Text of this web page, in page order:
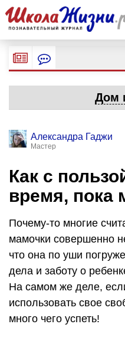
Дом
Александра Гаджи
Мастер
Как с
время, пока
Почему-то многие
мамочки совершенно
что она по уши
дела и заботу о
На самом же деле,
использовать свое
много чего успеть!